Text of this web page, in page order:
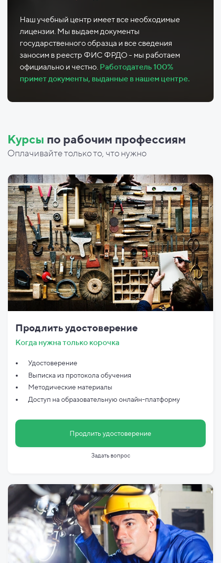
Наш учебный центр имеет все необходимые
лицензии. Мы выдаем документы
государственного образца и все сведения
заносим в реестр ФИС ФРДО - мы работаем
официально и честно. Работодатель 100%
примет документы, выданные в нашем центре.
Курсы по рабочим профессиям
Оплачивайте только то, что нужно
Продлить удостоверение
Когда нужна только корочка
Удостоверение
Выписка из протокола обучения
Методические материалы
Доступ на образовательную онлайн-платформу
Продлить удостоверение
Задать вопрос